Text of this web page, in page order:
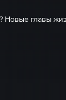
Новые главы